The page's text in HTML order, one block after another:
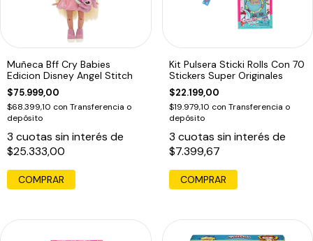
Muñeca Bff Cry Babies
Edicion Disney Angel Stitch
$75.999,00
$68.399,10 con Transferencia o
depósito
3 cuotas sin interés de
$25.333,00
COMPRAR
Kit Pulsera Sticki Rolls Con 70
Stickers Super Originales
$22.199,00
$19.979,10 con Transferencia o
depósito
3 cuotas sin interés de
$7.399,67